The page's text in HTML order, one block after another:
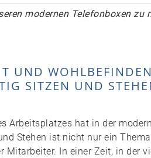
modernen Telefonboxen zu
UND
SITZEN UND
Arbeitsplatzes hat in der
Stehen ist nicht nur ein
Mitarbeiter. In einer Zeit, in der